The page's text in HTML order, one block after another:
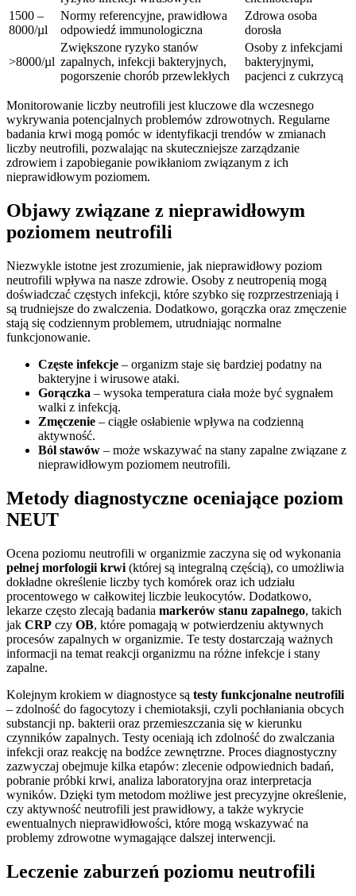
1500 –
8000/µl
Normy referencyjne, prawidłowa
odpowiedź immunologiczna
Zdrowa osoba
dorosła
>8000/µl
Zwiększone ryzyko stanów
zapalnych, infekcji bakteryjnych,
pogorszenie chorób przewlekłych
Osoby z infekcjami
bakteryjnymi,
pacjenci z cukrzycą
Monitorowanie liczby neutrofili jest kluczowe dla wczesnego
wykrywania potencjalnych problemów zdrowotnych. Regularne
badania krwi mogą pomóc w identyfikacji trendów w zmianach
liczby neutrofili, pozwalając na skuteczniejsze zarządzanie
zdrowiem i zapobieganie powikłaniom związanym z ich
nieprawidłowym poziomem.
Objawy związane z nieprawidłowym
poziomem neutrofili
Niezwykle istotne jest zrozumienie, jak nieprawidłowy poziom
neutrofili wpływa na nasze zdrowie. Osoby z neutropenią mogą
doświadczać częstych infekcji, które szybko się rozprzestrzeniają i
są trudniejsze do zwalczenia. Dodatkowo, gorączka oraz zmęczenie
stają się codziennym problemem, utrudniając normalne
funkcjonowanie.
Częste infekcje – organizm staje się bardziej podatny na
bakteryjne i wirusowe ataki.
Gorączka – wysoka temperatura ciała może być sygnałem
walki z infekcją.
Zmęczenie – ciągłe osłabienie wpływa na codzienną
aktywność.
Ból stawów – może wskazywać na stany zapalne związane z
nieprawidłowym poziomem neutrofili.
Metody diagnostyczne oceniające poziom
NEUT
Ocena poziomu neutrofili w organizmie zaczyna się od wykonania
pełnej morfologii krwi (której są integralną częścią), co umożliwia
dokładne określenie liczby tych komórek oraz ich udziału
procentowego w całkowitej liczbie leukocytów. Dodatkowo,
lekarze często zlecają badania markerów stanu zapalnego, takich
jak CRP czy OB, które pomagają w potwierdzeniu aktywnych
procesów zapalnych w organizmie. Te testy dostarczają ważnych
informacji na temat reakcji organizmu na różne infekcje i stany
zapalne.
Kolejnym krokiem w diagnostyce są testy funkcjonalne neutrofili
– zdolność do fagocytozy i chemiotaksji, czyli pochłaniania obcych
substancji np. bakterii oraz przemieszczania się w kierunku
czynników zapalnych. Testy oceniają ich zdolność do zwalczania
infekcji oraz reakcję na bodźce zewnętrzne. Proces diagnostyczny
zazwyczaj obejmuje kilka etapów: zlecenie odpowiednich badań,
pobranie próbki krwi, analiza laboratoryjna oraz interpretacja
wyników. Dzięki tym metodom możliwe jest precyzyjne określenie,
czy aktywność neutrofili jest prawidłowy, a także wykrycie
ewentualnych nieprawidłowości, które mogą wskazywać na
problemy zdrowotne wymagające dalszej interwencji.
Leczenie zaburzeń poziomu neutrofili